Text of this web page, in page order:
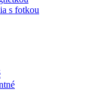
s fotkou